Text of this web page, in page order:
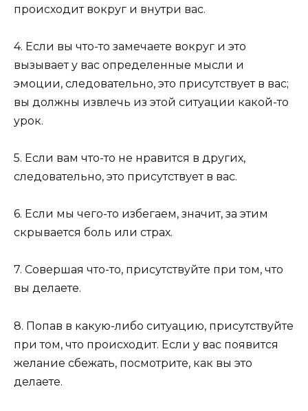
происходит вокруг и внутри вас.
4. Если вы что-то замечаете вокруг и это
вызывает у вас определенные мысли и
эмоции, следовательно, это присутствует в вас;
вы должны извлечь из этой ситуации какой-то
урок.
5. Если вам что-то не нравится в других,
следовательно, это присутствует в вас.
6. Если мы чего-то избегаем, значит, за этим
скрывается боль или страх.
7. Совершая что-то, присутствуйте при том, что
вы делаете.
8. Попав в какую-либо ситуацию, присутствуйте
при том, что происходит. Если у вас появится
желание сбежать, посмотрите, как вы это
делаете.